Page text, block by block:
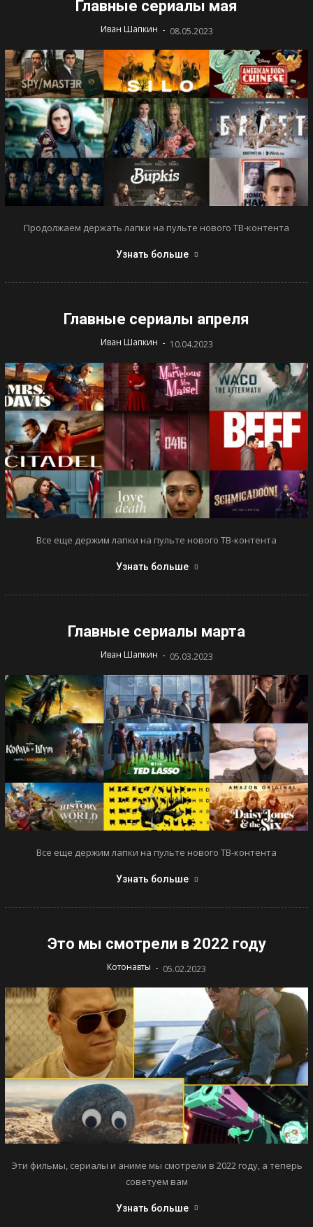
Главные сериалы мая
Иван Шапкин - 08.05.2023
Продолжаем держать лапки на пульте нового ТВ-контента
Узнать больше
Главные сериалы апреля
Иван Шапкин - 10.04.2023
Все еще держим лапки на пульте нового ТВ-контента
Узнать больше
Главные сериалы марта
Иван Шапкин - 05.03.2023
Все еще держим лапки на пульте нового ТВ-контента
Узнать больше
Это мы смотрели в 2022 году
Котонавты - 05.02.2023
Эти фильмы, сериалы и аниме мы смотрели в 2022 году, а теперь
советуем вам
Узнать больше